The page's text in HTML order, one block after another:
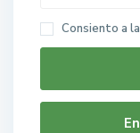
Consiento a la